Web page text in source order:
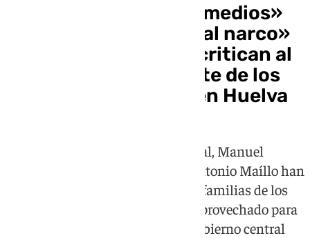
Del «debe haber más medios»
de Moreno al «plomo al narco»
de Abascal: PP y Vox critican al
Gobierno por la muerte de los
dos guardias civiles en Huelva
Juanma Moreno, Santiago Abascal, Manuel
Gavira, María Jesús Montero y Antonio Maíllo han
expresado sus condolencias a las familias de los
fallecidos, aunque algunos han aprovechado para
exigir más medios y señalar al Gobierno central